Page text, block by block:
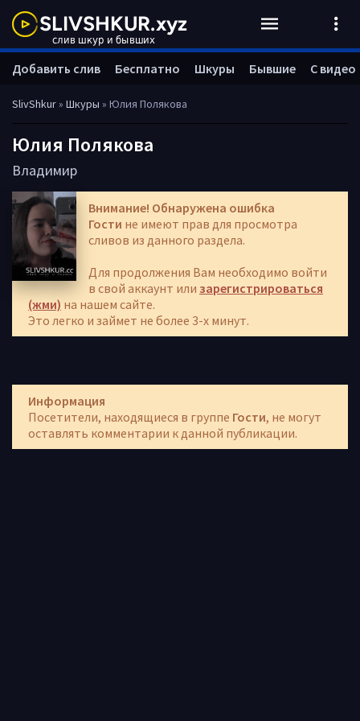
SlivShkur» Шкуры » Юлия Полякова
Юлия Полякова
Владимир
Внимание! Обнаружена ошибка
Гости не имеют прав для просмотра
сливов из данного раздела.
Для продолжения Вам необходимо войти
в свой аккаунт или зарегистрироваться
(жми) на нашем сайте.
Это легко и займет не более 3-х минут.
Информация
Посетители, находящиеся в группе Гости, не могут
оставлять комментарии к данной публикации.
Добавить слив Бесплатно Шкуры Бывшие С видео